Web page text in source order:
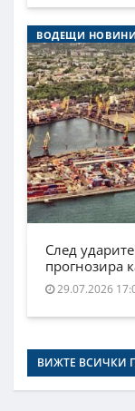
ВОДЕЩИ НОВИНИ
След
прогнозира
29.07.2026
ВИЖТЕ ВСИЧКИ